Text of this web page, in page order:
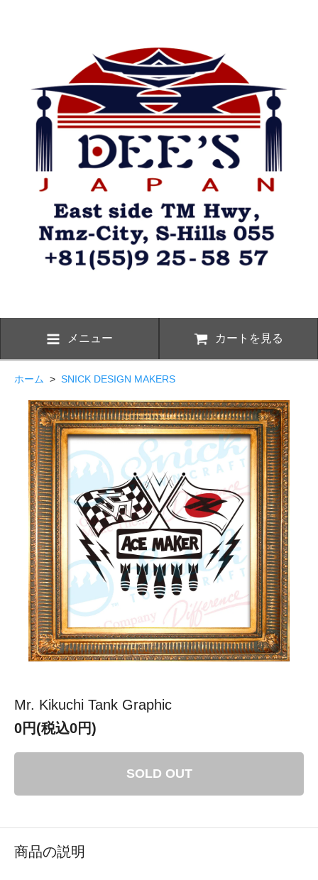
メニュー カートを見る
ホーム > SNICK DESIGN MAKERS
Mr. Kikuchi Tank Graphic
0円(税込0円)
SOLD OUT
商品の説明